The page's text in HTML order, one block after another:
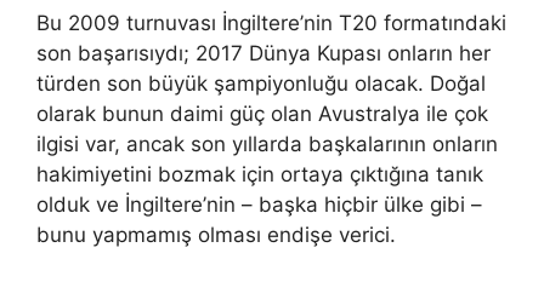
Bu 2009 turnuvası İngiltere’nin T20 formatındaki
son başarısıydı; 2017 Dünya Kupası onların her
türden son büyük şampiyonluğu olacak. Doğal
olarak bunun daimi güç olan Avustralya ile çok
ilgisi var, ancak son yıllarda başkalarının onların
hakimiyetini bozmak için ortaya çıktığına tanık
olduk ve İngiltere’nin – başka hiçbir ülke gibi –
bunu yapmamış olması endişe verici.